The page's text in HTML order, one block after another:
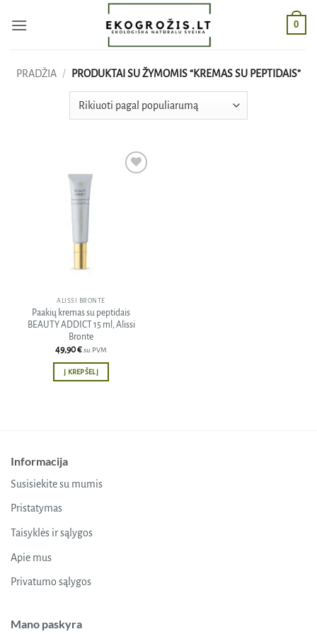
0
PRADŽIA / PRODUKTAI SU ŽYMOMIS “KREMAS SU PEPTIDAIS”
ALISSI BRONTE
Paakių kremas su peptidais
BEAUTY ADDICT 15 ml, Alissi
Bronte
49,90€su PVM
Į KREPŠELĮ
Informacija
Susisiekite su mumis
Pristatymas
Taisyklės ir sąlygos
Apie mus
Privatumo sąlygos
Mano paskyra